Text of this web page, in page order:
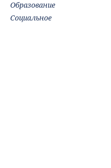
Образование
Социальное